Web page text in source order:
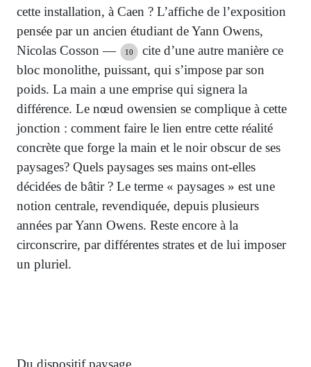
cette installation, à Caen ? L’affiche de l’exposition
pensée par un ancien étudiant de Yann Owens,
Nicolas Cosson —
10
cite d’une autre manière ce
bloc monolithe, puissant, qui s’impose par son
poids. La main a une emprise qui signera la
différence. Le nœud owensien se complique à cette
jonction : comment faire le lien entre cette réalité
concrète que forge la main et le noir obscur de ses
paysages? Quels paysages ses mains ont-elles
décidées de bâtir ? Le terme « paysages » est une
notion centrale, revendiquée, depuis plusieurs
années par Yann Owens. Reste encore à la
circonscrire, par différentes strates et de lui imposer
un pluriel.